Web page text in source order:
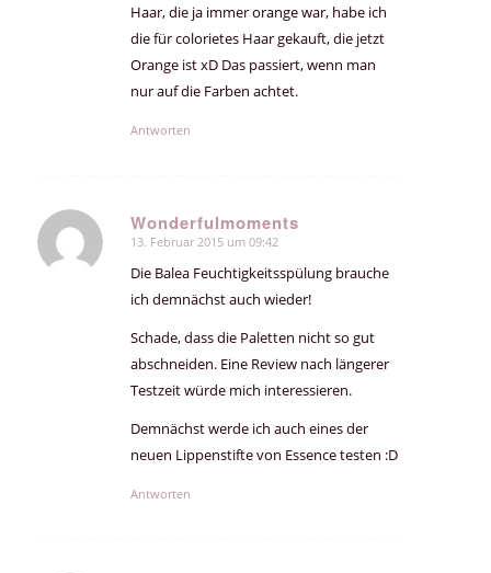
Haar, die ja immer orange war, habe ich
die für colorietes Haar gekauft, die jetzt
Orange ist xD Das passiert, wenn man
nur auf die Farben achtet.
Antworten
Wonderfulmoments
sagte:
13. Februar 2015 um 09:42
Die Balea Feuchtigkeitsspülung brauche
ich demnächst auch wieder!
Schade, dass die Paletten nicht so gut
abschneiden. Eine Review nach längerer
Testzeit würde mich interessieren.
Demnächst werde ich auch eines der
neuen Lippenstifte von Essence testen :D
Antworten